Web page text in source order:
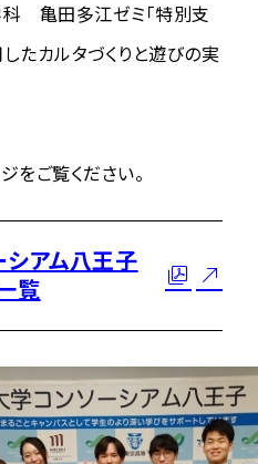
科 亀田多江ゼミ「特別支
たカルタづくりと遊びの実
をご覧ください。
アム八王子
覧